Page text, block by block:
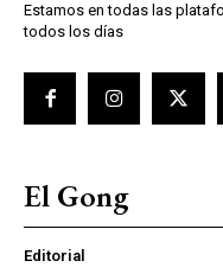
Estamos en todas las
todos los días
El Gong
Editorial